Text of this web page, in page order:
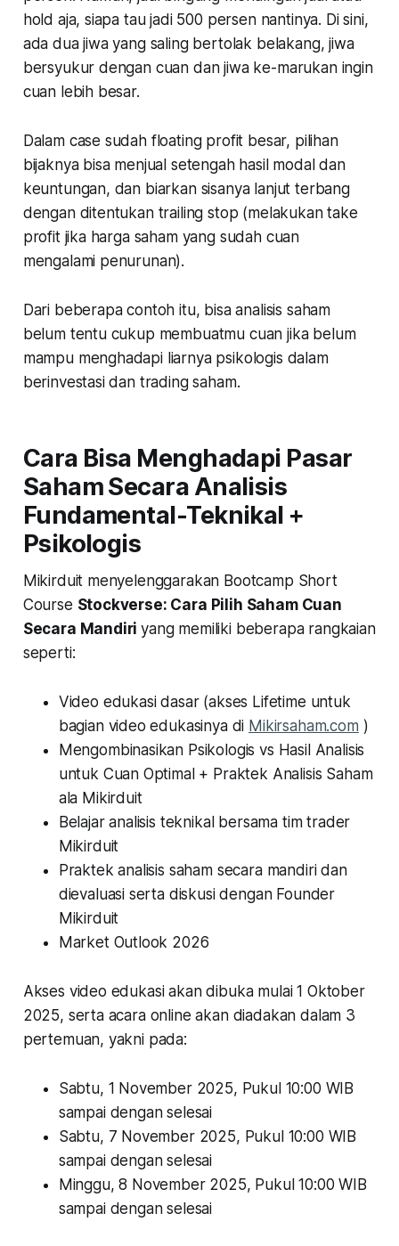
hold aja, siapa tau jadi 500 persen nantinya. Di sini,
ada dua jiwa yang saling bertolak belakang, jiwa
bersyukur dengan cuan dan jiwa ke-marukan ingin
cuan lebih besar.
Dalam case sudah floating profit besar, pilihan
bijaknya bisa menjual setengah hasil modal dan
keuntungan, dan biarkan sisanya lanjut terbang
dengan ditentukan trailing stop (melakukan take
profit jika harga saham yang sudah cuan
mengalami penurunan).
Dari beberapa contoh itu, bisa analisis saham
belum tentu cukup membuatmu cuan jika belum
mampu menghadapi liarnya psikologis dalam
berinvestasi dan trading saham.
Cara Bisa Menghadapi Pasar
Saham Secara Analisis
Fundamental-Teknikal +
Psikologis
Mikirduit menyelenggarakan Bootcamp Short
Course Stockverse: Cara Pilih Saham Cuan
Secara Mandiri yang memiliki beberapa rangkaian
seperti:
Video edukasi dasar (akses Lifetime untuk
bagian video edukasinya di Mikirsaham.com )
Mengombinasikan Psikologis vs Hasil Analisis
untuk Cuan Optimal + Praktek Analisis Saham
ala Mikirduit
Belajar analisis teknikal bersama tim trader
Mikirduit
Praktek analisis saham secara mandiri dan
dievaluasi serta diskusi dengan Founder
Mikirduit
Market Outlook 2026
Akses video edukasi akan dibuka mulai 1 Oktober
2025, serta acara online akan diadakan dalam 3
pertemuan, yakni pada:
Sabtu, 1 November 2025, Pukul 10:00 WIB
sampai dengan selesai
Sabtu, 7 November 2025, Pukul 10:00 WIB
sampai dengan selesai
Minggu, 8 November 2025, Pukul 10:00 WIB
sampai dengan selesai